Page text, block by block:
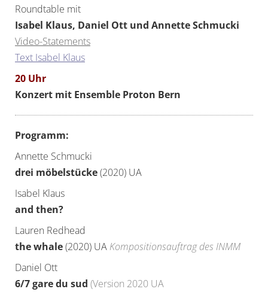
Roundtable mit
Isabel Klaus, Daniel Ott und Annette Schmucki
Video-Statements
Text Isabel Klaus
20 Uhr
Konzert mit Ensemble Proton Bern
Programm:
Annette Schmucki
drei möbelstücke(2020) UA
Isabel Klaus
and then?
Lauren Redhead
the whale(2020) UA Kompositionsauftrag des INMM
Daniel Ott
6/7 gare du sud (Version 2020 UA